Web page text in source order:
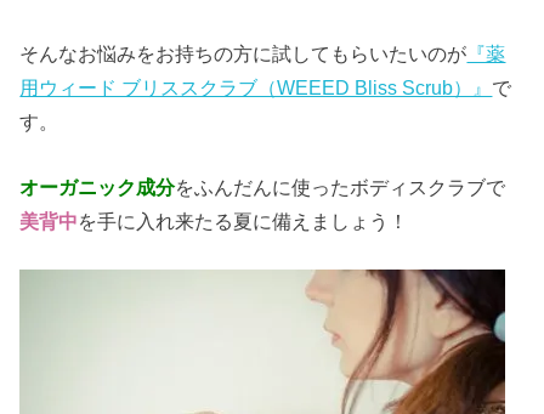
そんなお悩みをお持ちの方に試してもらいたいのが 『薬
用ウィード ブリススクラブ（WEEED Bliss Scrub）』 で
す。
オーガニック成分をふんだんに使ったボディスクラブで
美背中を手に入れ来たる夏に備えましょう！